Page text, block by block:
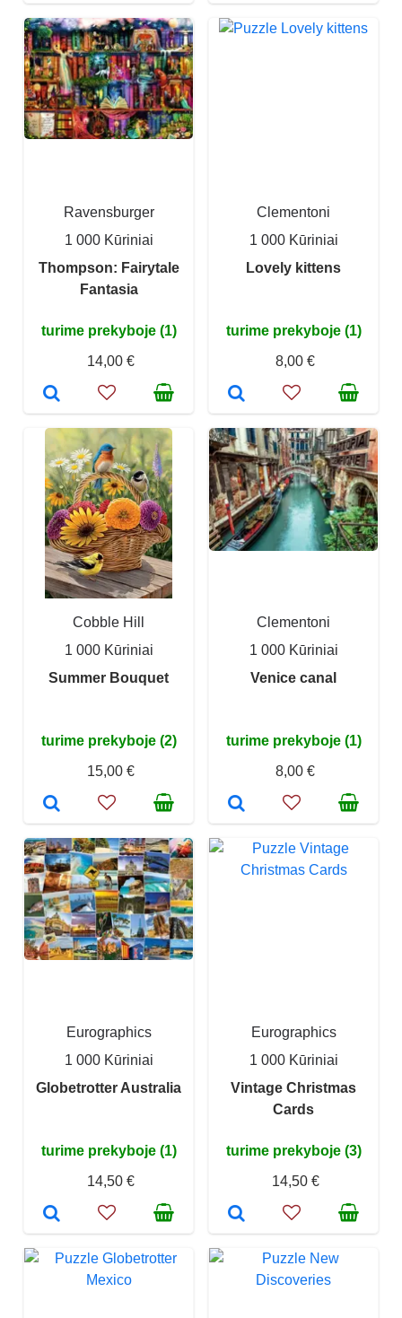
Ravensburger
1 000 Kūriniai
Thompson: Fairytale
Fantasia
turime prekyboje (1)
14,00 €
Clementoni
1 000 Kūriniai
Lovely kittens
turime prekyboje (1)
8,00 €
Cobble Hill
1 000 Kūriniai
Summer Bouquet
turime prekyboje (2)
15,00 €
Clementoni
1 000 Kūriniai
Venice canal
turime prekyboje (1)
8,00 €
Eurographics
1 000 Kūriniai
Globetrotter Australia
turime prekyboje (1)
14,50 €
Eurographics
1 000 Kūriniai
Vintage Christmas
Cards
turime prekyboje (3)
14,50 €